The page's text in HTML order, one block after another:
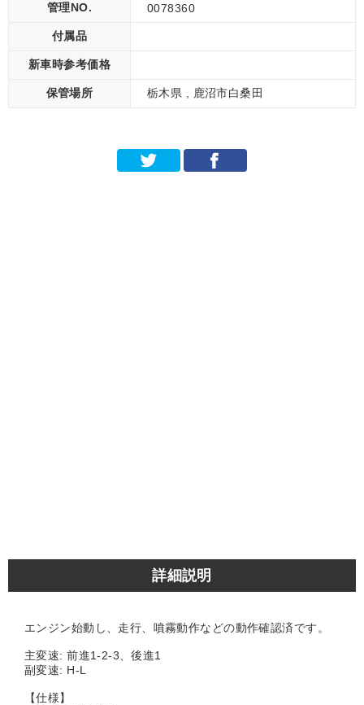
管理NO. 0078360
付属品
新車時参考価格
保管場所 栃木県 , 鹿沼市白桑田
詳細説明
エンジン始動し、走行、噴霧動作などの動作確認済です。
主変速: 前進1-2-3、後進1
副変速: H-L
【仕様】